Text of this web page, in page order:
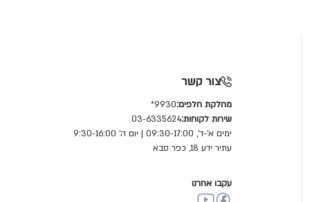
צור קשר
מחלקת חלפים:9930*
שירות לקוחות:03-6335624
ימים א'-ד', 09:30-17:00 | יום ה' 9:30-16:00
עתיר ידע 18, כפר סבא
עקבו אחרנו